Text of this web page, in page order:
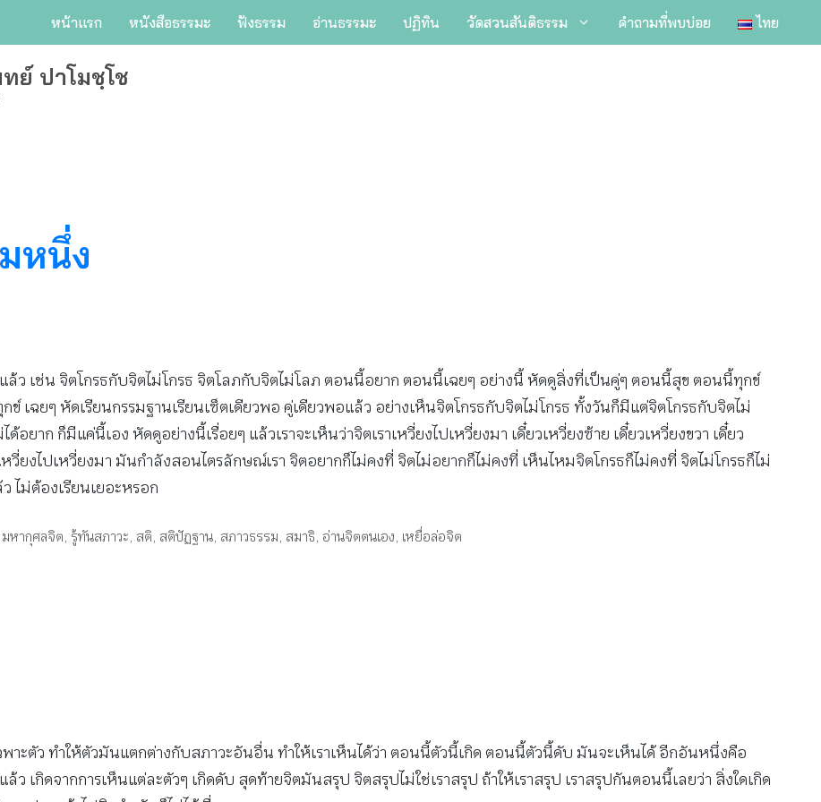
หน้าแรก หนังสือธรรมะ ฟังธรรม อ่านธรรมะ ปฏิทิน วัดสวนสันติธรรม คำถามที่พบบ่อย ไทย
ย์ ปาโมชฺโช
หนึ่ง
แล้ว เช่น จิตโกรธกับจิตไม่โกรธ จิตโลภกับจิตไม่โลภ ตอนนี้อยาก ตอนนี้เฉยๆ อย่างนี้ หัดดูสิ่งที่เป็นคู่ๆ ตอนนี้สุข ตอนนี้ทุกข์
ฉยๆ หัดเรียนกรรมฐานเรียนเซ็ตเดียวพอ คู่เดียวพอแล้ว อย่างเห็นจิตโกรธกับจิตไม่โกรธ ทั้งวันก็มีแต่จิตโกรธกับจิตไม่
ยาก ก็มีแค่นี้เอง หัดดูอย่างนี้เรื่อยๆ แล้วเราจะเห็นว่าจิตเราเหวี่ยงไปเหวี่ยงมา เดี๋ยวเหวี่ยงซ้าย เดี๋ยวเหวี่ยงขวา เดี๋ยว
หวี่ยงไปเหวี่ยงมา มันกำลังสอนไตรลักษณ์เรา จิตอยากก็ไม่คงที่ จิตไม่อยากก็ไม่คงที่ เห็นไหมจิตโกรธก็ไม่คงที่ จิตไม่โกรธก็ไม่
ไม่ต้องเรียนเยอะหรอก
มหากุศลจิต, รู้ทันสภาวะ, สติ, สติปัฏฐาน, สภาวธรรม, สมาธิ, อ่านจิตตนเอง, เหยื่อล่อจิต
ะตัว ทำให้ตัวมันแตกต่างกับสภาวะอันอื่น ทำให้เราเห็นได้ว่า ตอนนี้ตัวนี้เกิด ตอนนี้ตัวนี้ดับ มันจะเห็นได้ อีกอันหนึ่งคือ
ดจากการเห็นแต่ละตัวๆ เกิดดับ สุดท้ายจิตมันสรุป จิตสรุปไม่ใช่เราสรุป ถ้าให้เราสรุป เราสรุปกันตอนนี้เลยว่า สิ่งใดเกิด